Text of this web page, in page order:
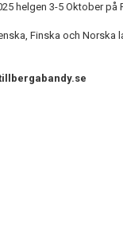
helgen 3-5 Oktober på
Finska och Norska